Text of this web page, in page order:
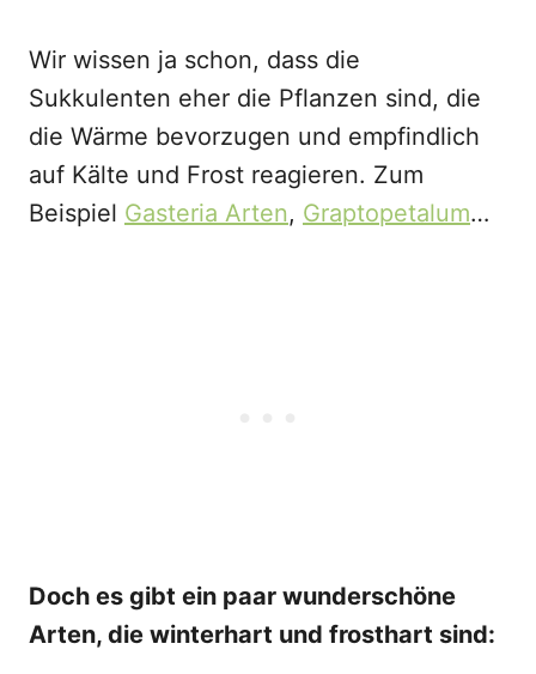
Wir wissen ja schon, dass die
Sukkulenten eher die Pflanzen sind, die
die Wärme bevorzugen und empfindlich
auf Kälte und Frost reagieren. Zum
Beispiel Gasteria Arten, Graptopetalum…
Doch es gibt ein paar wunderschöne
Arten, die winterhart und frosthart sind: